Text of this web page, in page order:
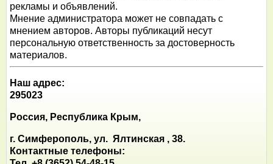
рекламы и объявлений.
Мнение администратора может не совпадать с
мнением авторов. Авторы публикаций несут
персональную ответственность за достоверность
материалов.
Наш адрес:
295023
Россия, Республика Крым,
г. Симферополь, ул. Ялтинская , 38.
Контактные телефоны: